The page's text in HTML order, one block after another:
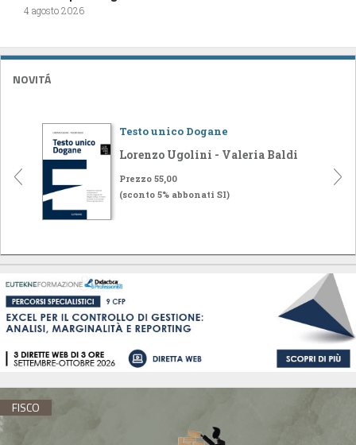
4 agosto 2026
NOVITÁ
Testo unico Dogane
Lorenzo Ugolini - Valeria Baldi
Prezzo 55,00
(sconto 5% abbonati SI)
FISCO